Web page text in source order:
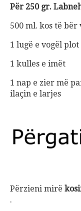
Për 250 gr.
500 ml. kos të
1 lugë e vogël
1 kulles e imët
1 nap e zier më
ilaçin e larjes
Përzieni mirë
.